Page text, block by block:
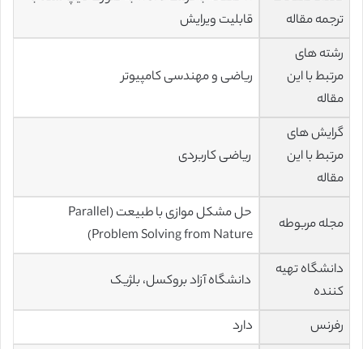
ترجمه مقاله
قابلیت ویرایش
رشته های
مرتبط با این
مقاله
ریاضی و مهندسی کامپیوتر
گرایش های
مرتبط با این
مقاله
ریاضی کاربردی
مجله مربوطه
حل مشکل موازی با طبیعت (Parallel
Problem Solving from Nature)
دانشگاه تهیه
کننده
دانشگاه آزاد بروکسل، بلژیک
رفرنس
دارد